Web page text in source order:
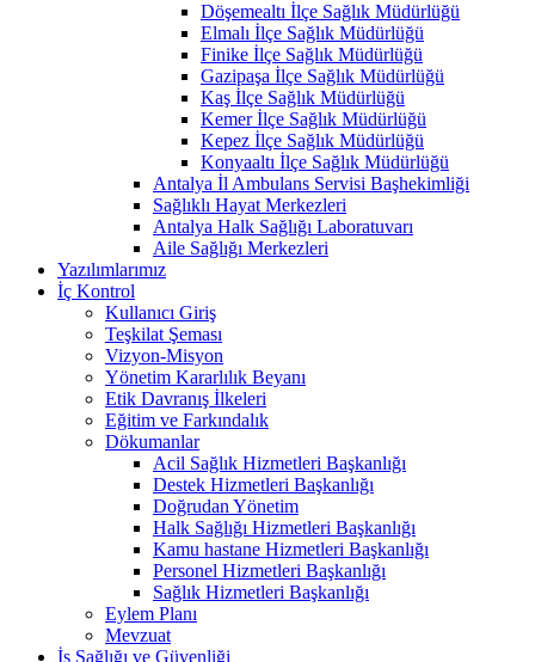
Döşemealtı İlçe Sağlık Müdürlüğü
Elmalı İlçe Sağlık Müdürlüğü
Finike İlçe Sağlık Müdürlüğü
Gazipaşa İlçe Sağlık Müdürlüğü
Kaş İlçe Sağlık Müdürlüğü
Kemer İlçe Sağlık Müdürlüğü
Kepez İlçe Sağlık Müdürlüğü
Konyaaltı İlçe Sağlık Müdürlüğü
Antalya İl Ambulans Servisi Başhekimliği
Sağlıklı Hayat Merkezleri
Antalya Halk Sağlığı Laboratuvarı
Aile Sağlığı Merkezleri
Yazılımlarımız
İç Kontrol
Kullanıcı Giriş
Teşkilat Şeması
Vizyon-Misyon
Yönetim Kararlılık Beyanı
Etik Davranış İlkeleri
Eğitim ve Farkındalık
Dökumanlar
Acil Sağlık Hizmetleri Başkanlığı
Destek Hizmetleri Başkanlığı
Doğrudan Yönetim
Halk Sağlığı Hizmetleri Başkanlığı
Kamu hastane Hizmetleri Başkanlığı
Personel Hizmetleri Başkanlığı
Sağlık Hizmetleri Başkanlığı
Eylem Planı
Mevzuat
İş Sağlığı ve Güvenliği